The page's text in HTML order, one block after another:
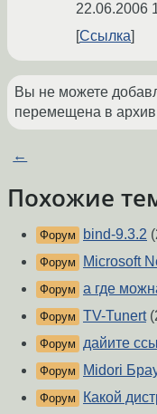
22.06.2006
Ссылка
Вы не можете
перемещена в
←
Похожие
Форум bind-9.3.2
Форум Microsoft
Форум a гдe
Форум TV-Tunert
Форум дайите
Форум Midori
Форум Какой